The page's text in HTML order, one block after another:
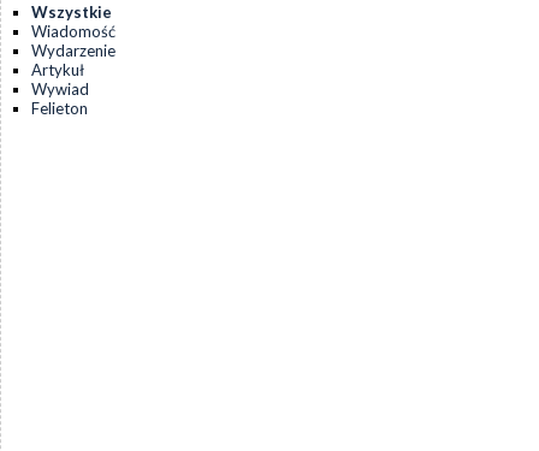
Wszystkie
Wiadomość
Wydarzenie
Artykuł
Wywiad
Felieton